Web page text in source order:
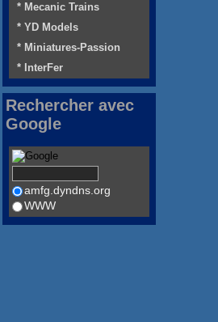
* Mecanic Trains
* YD Models
* Miniatures-Passion
* InterFer
Rechercher avec
Google
amfg.dyndns.org
WWW